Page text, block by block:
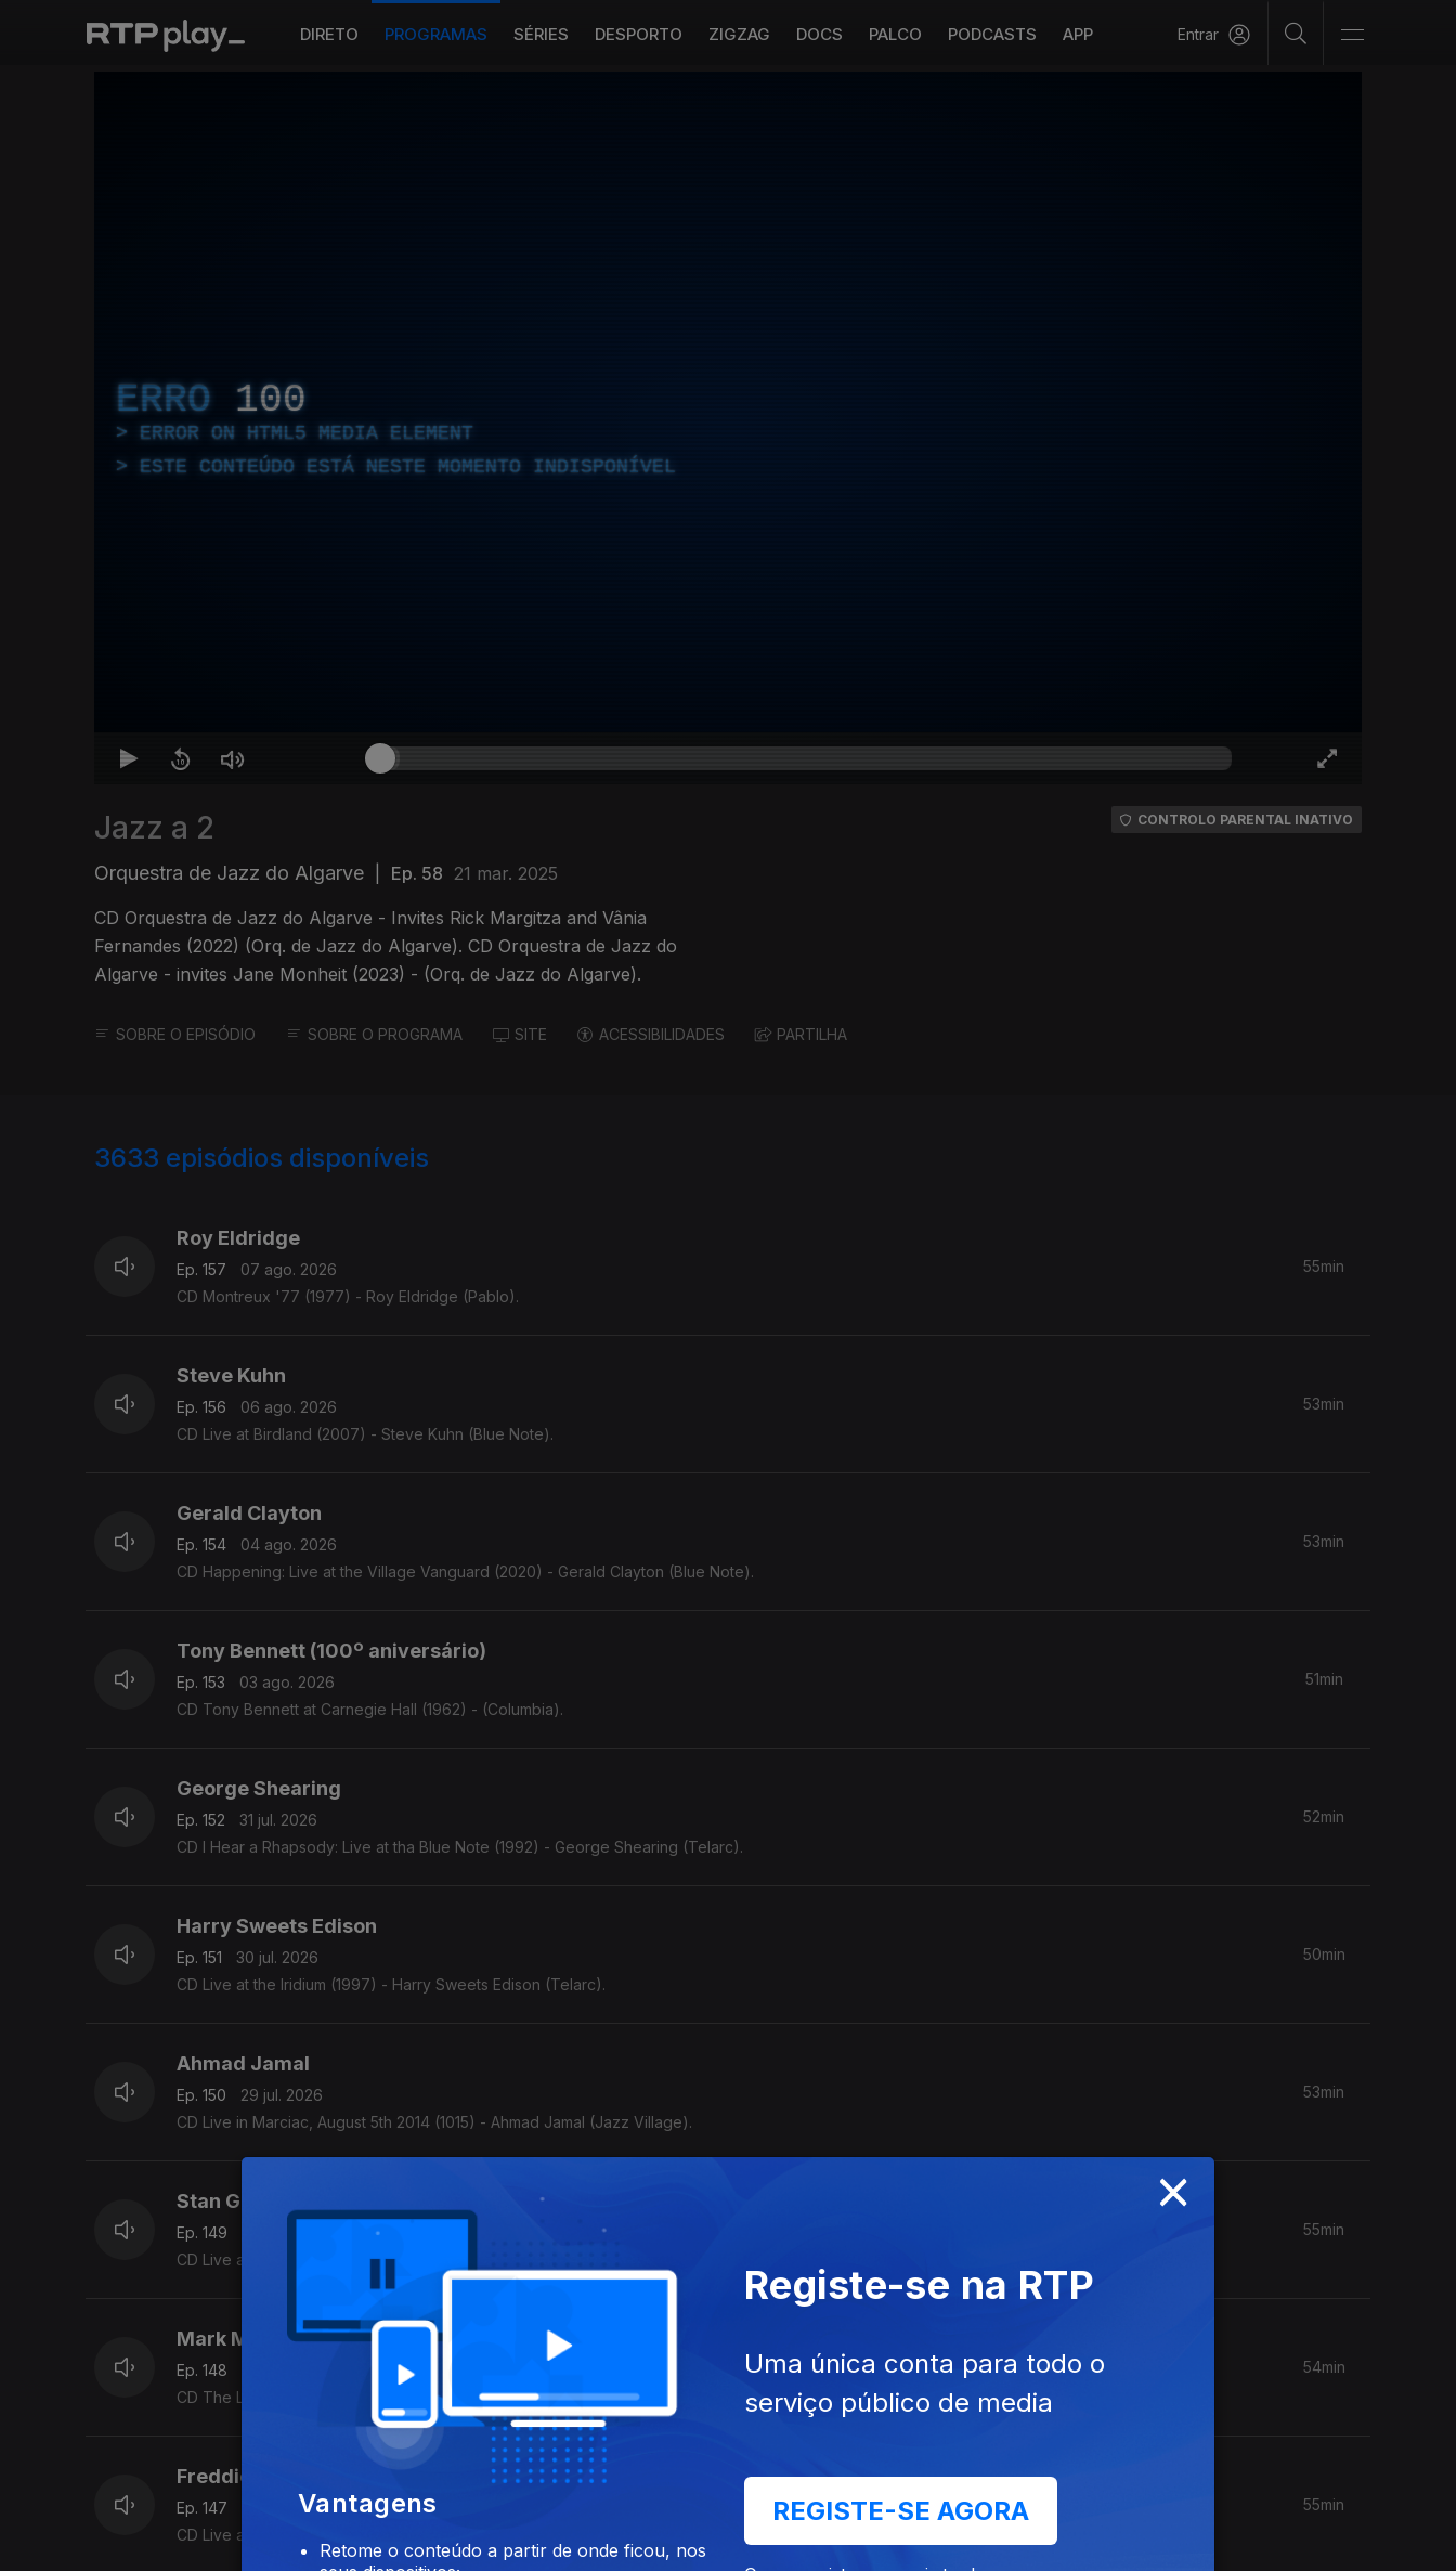
DIRETO PROGRAMAS SÉRIES DESPORTO ZIGZAG DOCS PALCO PODCASTS APP Entrar
ERRO 100
ERROR ON HTML5 MEDIA ELEMENT
ESTE CONTEÚDO ESTÁ NESTE MOMENTO INDISPONÍVEL
Jazz a 2
Orquestra de Jazz do Algarve Ep. 58 21 mar. 2025
CD Orquestra de Jazz do Algarve - Invites Rick Margitza and Vânia
Fernandes (2022) (Orq. de Jazz do Algarve). CD Orquestra de Jazz do
Algarve - invites Jane Monheit (2023) - (Orq. de Jazz do Algarve).
CONTROLO PARENTAL INATIVO
SOBRE O EPISÓDIO SOBRE O PROGRAMA SITE ACESSIBILIDADES PARTILHA
3633 episódios disponíveis
Roy Eldridge
Ep. 157
07 ago. 2026
CD Montreux '77 (1977) - Roy Eldridge (Pablo).
55min
Steve Kuhn
Ep. 156
06 ago. 2026
CD Live at Birdland (2007) - Steve Kuhn (Blue Note).
53min
Gerald Clayton
Ep. 154
04 ago. 2026
CD Happening: Live at the Village Vanguard (2020) - Gerald Clayton (Blue Note).
53min
Tony Bennett (100º aniversário)
Ep. 153
03 ago. 2026
CD Tony Bennett at Carnegie Hall (1962) - (Columbia).
51min
George Shearing
Ep. 152
31 jul. 2026
CD I Hear a Rhapsody: Live at tha Blue Note (1992) - George Shearing (Telarc).
52min
Harry Sweets Edison
Ep. 151
30 jul. 2026
CD Live at the Iridium (1997) - Harry Sweets Edison (Telarc).
50min
Ahmad Jamal
Ep. 150
29 jul. 2026
CD Live in Marciac, August 5th 2014 (1015) - Ahmad Jamal (Jazz Village).
53min
Stan Getz
Ep. 149
CD Live at Montmartre, Vol.1 (1985) - Stan Getz (SteepleChase).
55min
Mark Murphy
Ep. 148
CD The Latin Porter (2000) - Mark Murphy (Go Jazz).
54min
Freddie Hubbard
Ep. 147
24 jul. 2026
CD Live at the North Sea Jazz Festival, 1980 (1980) - Freddie Hubbard (Pablo).
55min
×
Vantagens
Retome o conteúdo a partir de onde ficou, nos
Registe-se na RTP
Uma única conta para todo o
serviço público de media
REGISTE-SE AGORA